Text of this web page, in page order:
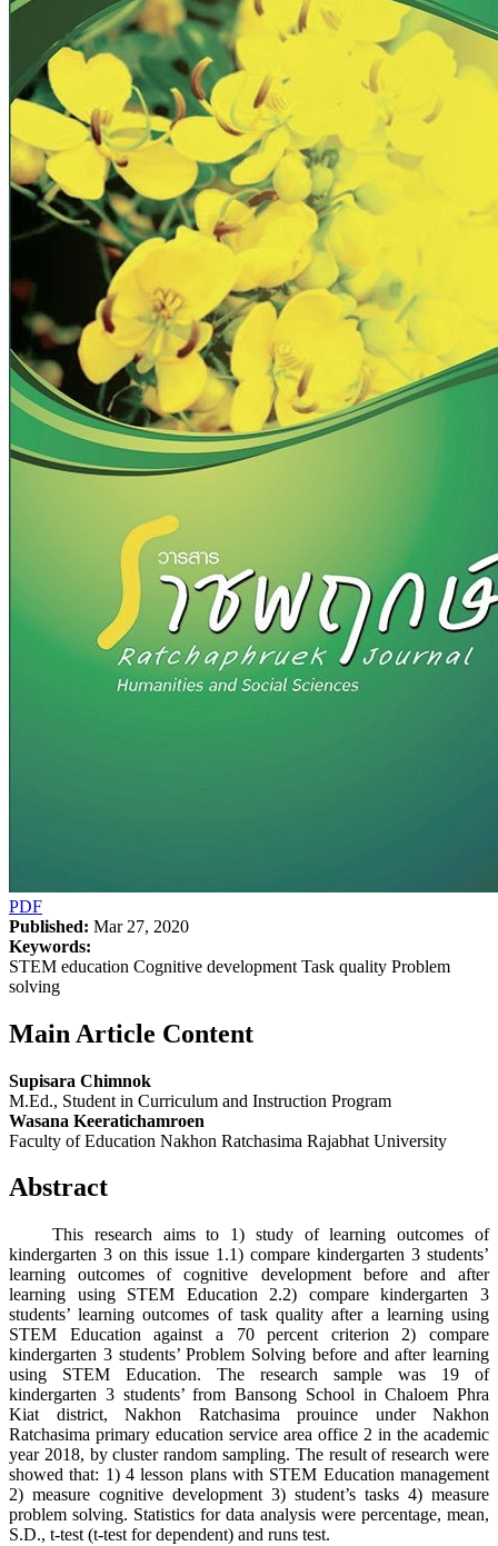
PDF
Published: Mar 27, 2020
Keywords:
STEM education Cognitive development Task quality Problem
solving
Main Article Content
Supisara Chimnok
M.Ed., Student in Curriculum and Instruction Program
Wasana Keeratichamroen
Faculty of Education Nakhon Ratchasima Rajabhat University
Abstract
This research aims to 1) study of learning outcomes of
kindergarten 3 on this issue 1.1) compare kindergarten 3 students’
learning outcomes of cognitive development before and after
learning using STEM Education 2.2) compare kindergarten 3
students’ learning outcomes of task quality after a learning using
STEM Education against a 70 percent criterion 2) compare
kindergarten 3 students’ Problem Solving before and after learning
using STEM Education. The research sample was 19 of
kindergarten 3 students’ from Bansong School in Chaloem Phra
Kiat district, Nakhon Ratchasima prouince under Nakhon
Ratchasima primary education service area office 2 in the academic
year 2018, by cluster random sampling. The result of research were
showed that: 1) 4 lesson plans with STEM Education management
2) measure cognitive development 3) student’s tasks 4) measure
problem solving. Statistics for data analysis were percentage, mean,
S.D., t-test (t-test for dependent) and runs test.